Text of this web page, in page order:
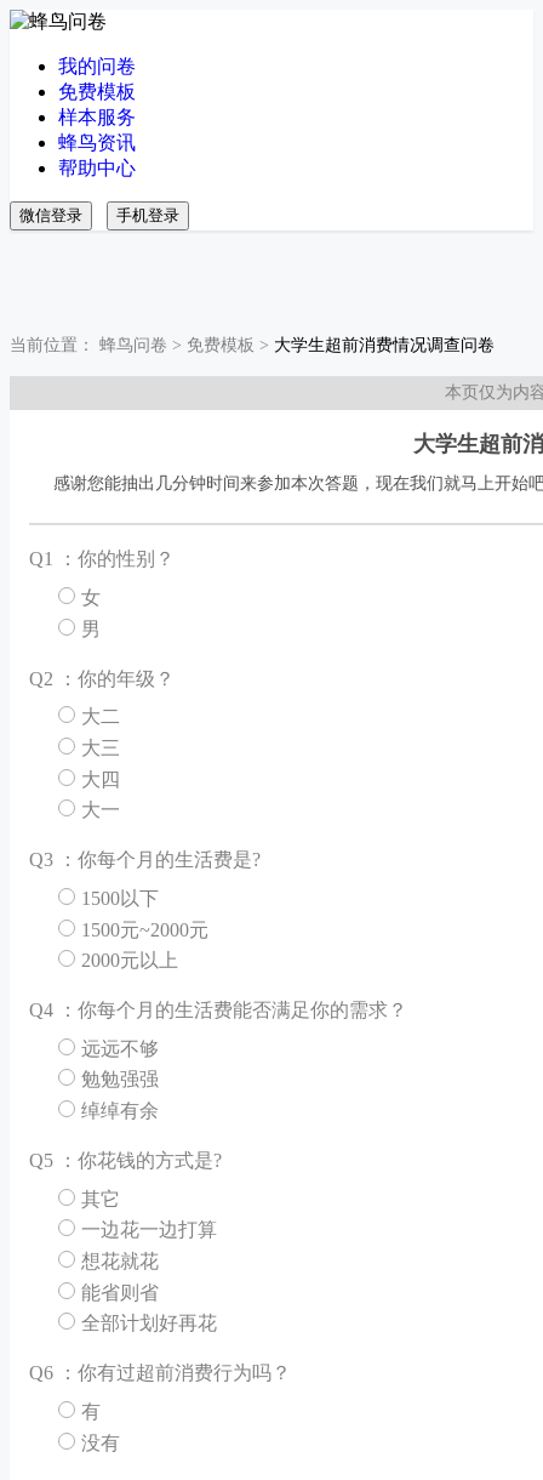
我的问卷
免费模板
样本服务
蜂鸟资讯
帮助中心
微信登录 手机登录
当前位置： 蜂鸟问卷 > 免费模板 > 大学生超前消费情况调查问卷
本页仅为内
大学生超前
感谢您能抽出几分钟时间来参加本次答题，现在我们就马上开始
Q1 ：你的性别？
女
男
Q2 ：你的年级？
大二
大三
大四
大一
Q3 ：你每个月的生活费是?
1500以下
1500元~2000元
2000元以上
Q4 ：你每个月的生活费能否满足你的需求？
远远不够
勉勉强强
绰绰有余
Q5 ：你花钱的方式是?
其它
一边花一边打算
想花就花
能省则省
全部计划好再花
Q6 ：你有过超前消费行为吗？
有
没有